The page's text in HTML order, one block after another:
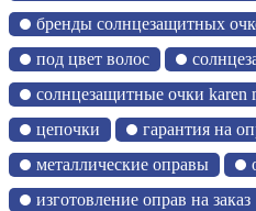
бренды солнцезащитных
под цвет волос
солнцезащитные очки karen
цепочки
гарантия на
металлические оправы
изготовление оправ на заказ